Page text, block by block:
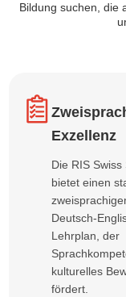
Bildung suchen, die
Exzellenz
Die RIS Swiss
bietet einen
Deutsch-
Lehrplan, der
kulturelles
fördert.